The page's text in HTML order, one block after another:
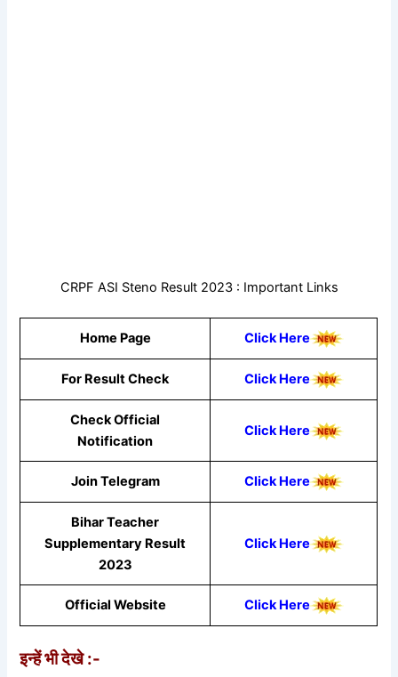
CRPF ASI Steno Result 2023 : Important Links
Home Page Click Here
For Result Check Click Here
Check Official
Notification
Click Here
Join Telegram Click Here
Bihar Teacher
Supplementary Result
2023
Click Here
Official Website Click Here
इन्हें भी देखे :-